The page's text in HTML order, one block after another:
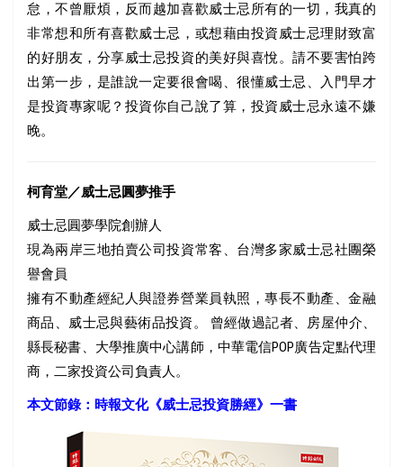
怠，不曾厭煩，反而越加喜歡威士忌所有的一切，我真的
非常想和所有喜歡威士忌，或想藉由投資威士忌理財致富
的好朋友，分享威士忌投資的美好與喜悅。請不要害怕跨
出第一步，是誰說一定要很會喝、很懂威士忌、入門早才
是投資專家呢？投資你自己說了算，投資威士忌永遠不嫌
晚。
柯育堂／威士忌圓夢推手
威士忌圓夢學院創辦人
現為兩岸三地拍賣公司投資常客、台灣多家威士忌社團榮
譽會員
擁有不動產經紀人與證券營業員執照，專長不動產、金融
商品、威士忌與藝術品投資。 曾經做過記者、房屋仲介、
縣長秘書、大學推廣中心講師，中華電信POP廣告定點代理
商，二家投資公司負責人。
本文節錄：時報文化《威士忌投資勝經》一書